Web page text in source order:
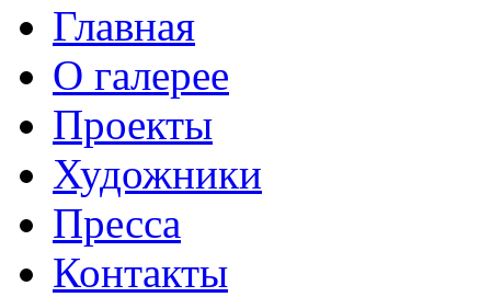
Главная
О галерее
Проекты
Художники
Пресса
Контакты